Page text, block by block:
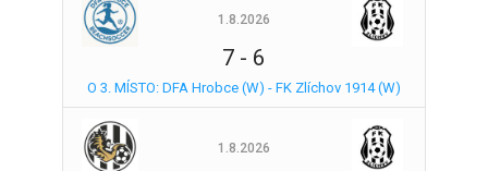
1.8.2026
7 - 6
O 3. MÍSTO: DFA Hrobce (W) - FK Zlíchov 1914 (W)
1.8.2026